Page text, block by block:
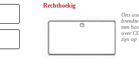
Rechthoekig
Ons
mm
over
zijn op